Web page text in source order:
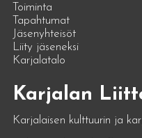
Toiminta
Tapahtumat
Jäsenyhteisöt
Liity jäseneksi
Karjalatalo
Karjalan
Karjalaisen kulttuurin ja